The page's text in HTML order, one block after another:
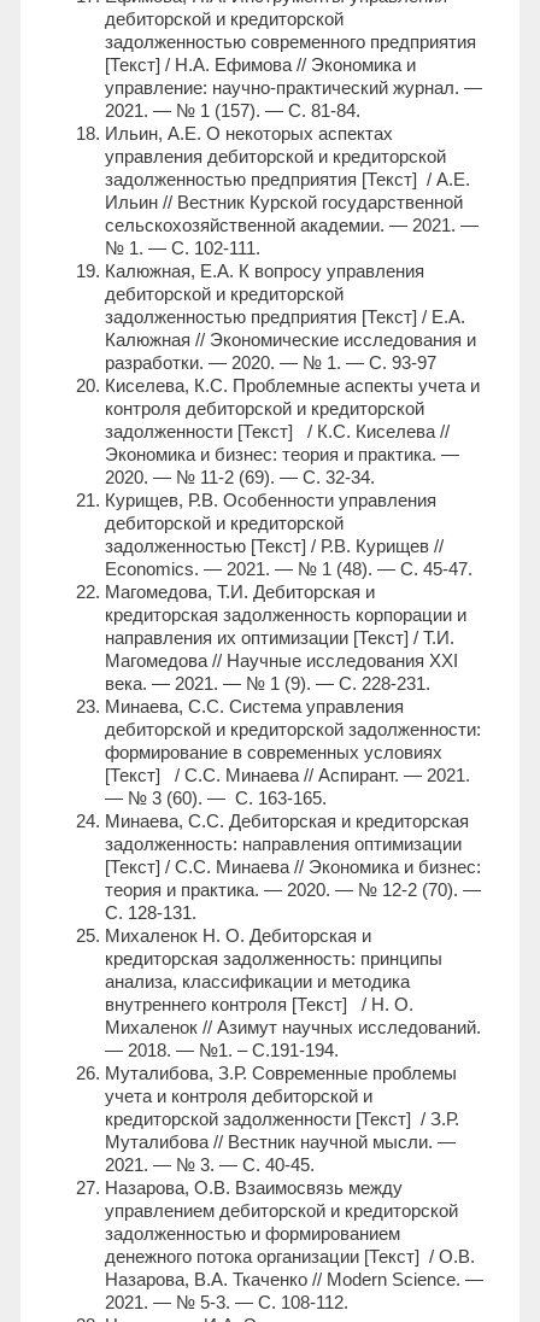
дебиторской и кредиторской
задолженностью современного предприятия
[Текст] / Н.А. Ефимова // Экономика и
управление: научно-практический журнал. —
2021. — № 1 (157). — С. 81-84.
Ильин, А.Е. О некоторых аспектах
управления дебиторской и кредиторской
задолженностью предприятия [Текст] / А.Е.
Ильин // Вестник Курской государственной
сельскохозяйственной академии. — 2021. —
№ 1. — С. 102-111.
Калюжная, Е.А. К вопросу управления
дебиторской и кредиторской
задолженностью предприятия [Текст] / Е.А.
Калюжная // Экономические исследования и
разработки. — 2020. — № 1. — С. 93-97
Киселева, К.С. Проблемные аспекты учета и
контроля дебиторской и кредиторской
задолженности [Текст] / К.С. Киселева //
Экономика и бизнес: теория и практика. —
2020. — № 11-2 (69). — С. 32-34.
Курищев, Р.В. Особенности управления
дебиторской и кредиторской
задолженностью [Текст] / Р.В. Курищев //
Economics. — 2021. — № 1 (48). — С. 45-47.
Магомедова, Т.И. Дебиторская и
кредиторская задолженность корпорации и
направления их оптимизации [Текст] / Т.И.
Магомедова // Научные исследования XXI
века. — 2021. — № 1 (9). — С. 228-231.
Минаева, С.С. Система управления
дебиторской и кредиторской задолженности:
формирование в современных условиях
[Текст] / С.С. Минаева // Аспирант. — 2021.
— № 3 (60). — С. 163-165.
Минаева, С.С. Дебиторская и кредиторская
задолженность: направления оптимизации
[Текст] / С.С. Минаева // Экономика и бизнес:
теория и практика. — 2020. — № 12-2 (70). —
С. 128-131.
Михаленок Н. О. Дебиторская и
кредиторская задолженность: принципы
анализа, классификации и методика
внутреннего контроля [Текст] / Н. О.
Михаленок // Азимут научных исследований.
— 2018. — №1. – С.191-194.
Муталибова, З.Р. Современные проблемы
учета и контроля дебиторской и
кредиторской задолженности [Текст] / З.Р.
Муталибова // Вестник научной мысли. —
2021. — № 3. — С. 40-45.
Назарова, О.В. Взаимосвязь между
управлением дебиторской и кредиторской
задолженностью и формированием
денежного потока организации [Текст] / О.В.
Назарова, В.А. Ткаченко // Modern Science. —
2021. — № 5-3. — С. 108-112.